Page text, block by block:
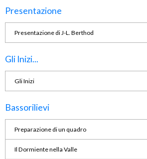
Presentazione
Presentazione di J-L. Berthod
Gli Inizi...
Gli Inizi
Bassorilievi
Preparazione di un quadro
Il Dormiente nella Valle